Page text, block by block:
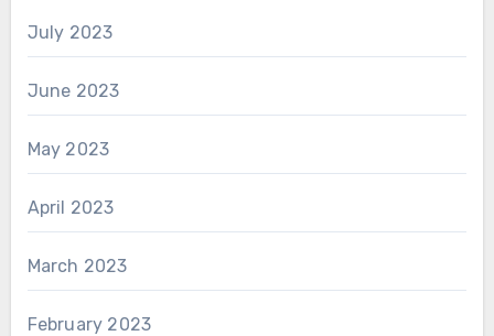
July 2023
June 2023
May 2023
April 2023
March 2023
February 2023